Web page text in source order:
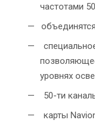
частотами
уровнях
50-ти
карты